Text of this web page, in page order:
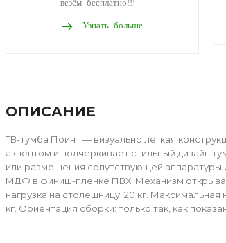
везём бесплатно!!!
Узнать больше
ОПИСАНИЕ
ТВ-тумба Поинт — визуально легкая
акцентом и подчеркивает стильный дизайн
или размещения сопутствующей
МДФ в финиш-пленке ПВХ. Механизм
нагрузка на столешницу: 20 кг. Максимальная
кг. Ориентация сборки: только так, как